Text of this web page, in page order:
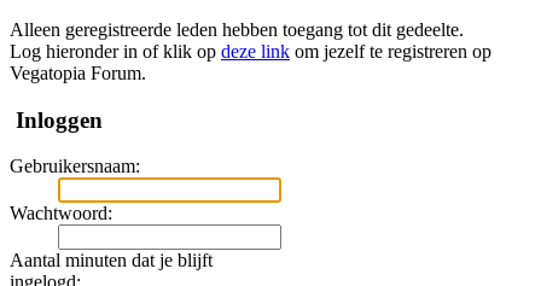
Alleen geregistreerde leden hebben toegang tot dit gedeelte.
Log hieronder in of klik op deze link om jezelf te registreren op
Vegatopia Forum.
Inloggen
Gebruikersnaam:
Wachtwoord:
Aantal minuten dat je blijft